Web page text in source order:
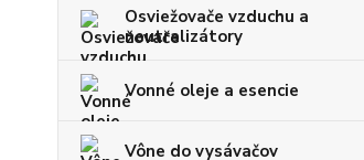
Osviežovače vzduchu a
neutralizátory
Vonné oleje a esencie
Vône do vysávačov